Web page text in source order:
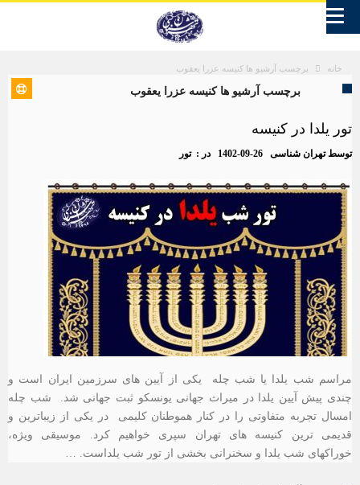
خانه برچسب آرشیو ها کنیسه عزرا یعقوب
برچسب آرشیو ها کنیسه عزرا یعقوب
تور یلدا در کنیسه
توسطتهران شناسی 1402-09-26 در :تور
مراسم شب یلدا یا شب چله یکی از آیین های سرزمین ایران است و
چندی پیش آیین یلدا در میراث جهانی یونسکو ثبت جهانی شد. شب چله
امسال تجربه متفاوتی را در کنار هموطنان کلیمی در یکی از زیباترین و
قدیمی ترین کنیسه های تهران سپری خواهیم کرد. موسیقی ویژه،
خوراکهای شب یلدا و سخنرانی بخشی از تور شب یلداست. …